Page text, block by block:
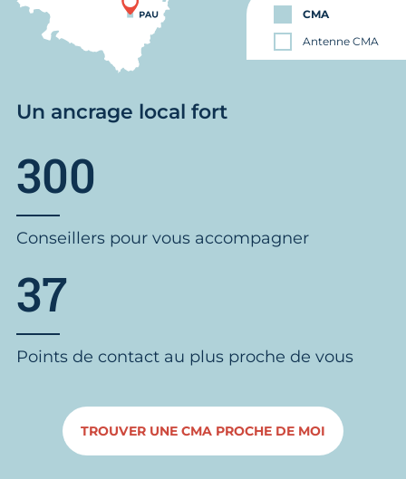
CMA
Antenne CMA
Un ancrage local fort
300
Conseillers pour vous accompagner
37
Points de contact au plus proche de vous
TROUVER UNE CMA PROCHE DE MOI